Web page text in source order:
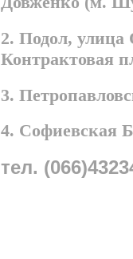
2. Подол,
Контрактовая
3.
4. Софиевская
тел.